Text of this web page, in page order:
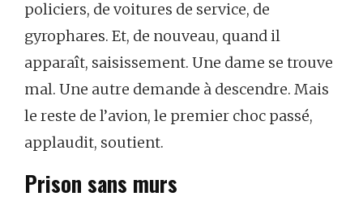
policiers, de voitures de service, de
gyrophares. Et, de nouveau, quand il
apparaît, saisissement. Une dame se trouve
mal. Une autre demande à descendre. Mais
le reste de l’avion, le premier choc passé,
applaudit, soutient.
Prison sans murs